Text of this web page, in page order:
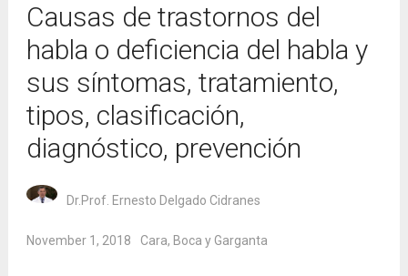
Causas de trastornos del
habla o deficiencia del habla y
sus síntomas, tratamiento,
tipos, clasificación,
diagnóstico, prevención
Dr.Prof. Ernesto Delgado Cidranes
November 1, 2018 Cara, Boca y Garganta